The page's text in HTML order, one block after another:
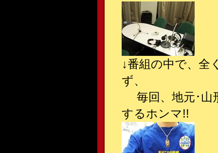
↓番組の中で、全
ず、
毎回、地元･山
するホンマ!!